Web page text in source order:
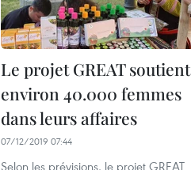
Le projet GREAT soutient
environ 40.000 femmes
dans leurs affaires
07/12/2019 07:44
Selon les prévisions, le projet GREAT